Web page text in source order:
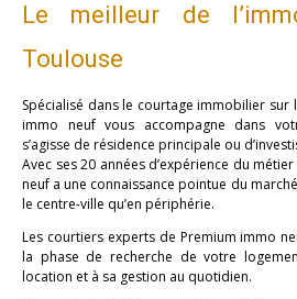
Le meilleur de
Toulouse
Spécialisé dans le courtage immobilier sur
immo neuf vous accompagne dans
s’agisse de résidence principale ou
Avec ses 20 années d’expérience du
neuf a une connaissance pointue du
le centre-ville qu’en périphérie.
Les courtiers experts de Premium immo
la phase de recherche de votre
location et à sa gestion au quotidien.